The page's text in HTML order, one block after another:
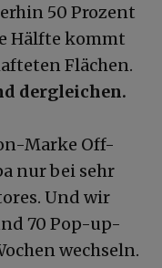
50 Prozent
Hälfte kommt
Flächen.
dergleichen.
Marke Off-
nur bei sehr
Und wir
70 Pop-up-
wechseln.